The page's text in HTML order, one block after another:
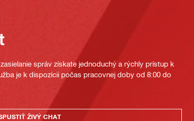
správ získate jednoduchý a rýchly prístup k
je k dispozícii počas pracovnej doby od 8:00 do
ŽIVÝ CHAT